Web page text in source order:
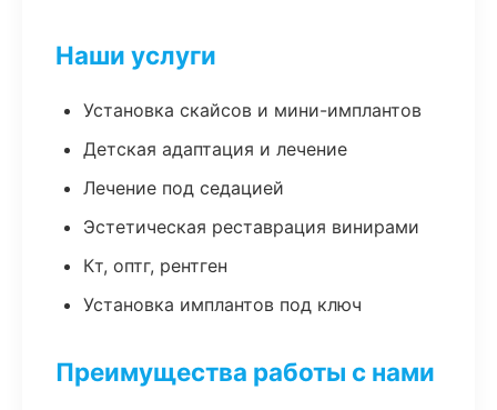
Наши услуги
Установка скайсов и мини-имплантов
Детская адаптация и лечение
Лечение под седацией
Эстетическая реставрация винирами
Кт, оптг, рентген
Установка имплантов под ключ
Преимущества работы с нами